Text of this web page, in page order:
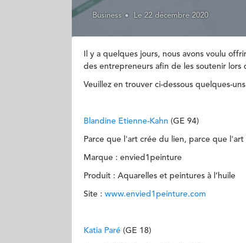
Business Le 22 décembre 2020
Il y a quelques jours, nous avons voulu
des entrepreneurs afin de les soutenir
Veuillez en trouver ci-dessous quelques-
Blandine Etienne-Kahn (GE 94)
Parce que l'art crée du lien, parce que
Marque : envied1peinture
Produit : Aquarelles et peintures à l’huile
Site : www.envied1peinture.com
Katia Paré (GE 18)